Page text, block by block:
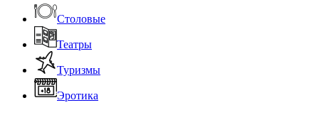
Столовые
Театры
Туризмы
Эротика